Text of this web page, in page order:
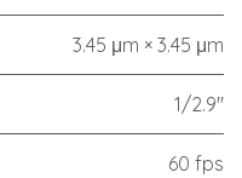
3.45 μm × 3.45 μm
1/2.9"
60 fps